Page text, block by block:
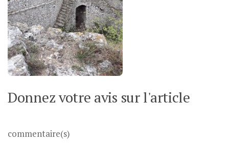
Donnez votre avis sur l'article
commentaire(s)